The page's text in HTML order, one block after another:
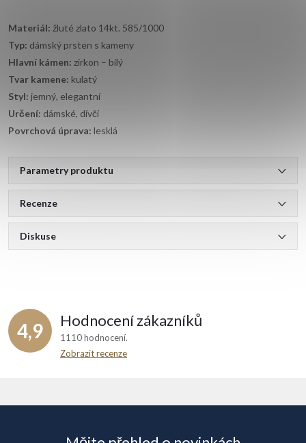
Materiál: žluté zlato 14kt. 585/1000
Typ: dámský prsten s kameny
Hlavní kámen: zirkon – bílý
Tvar kamene: kulatý
Styl: jemný, elegantní
Určení: dámské, dívčí
Povrchová úprava: lesklá
Parametry produktu
Recenze
Diskuse
4,9 Hodnocení zákazníků
1110 hodnocení
Zobrazit recenze